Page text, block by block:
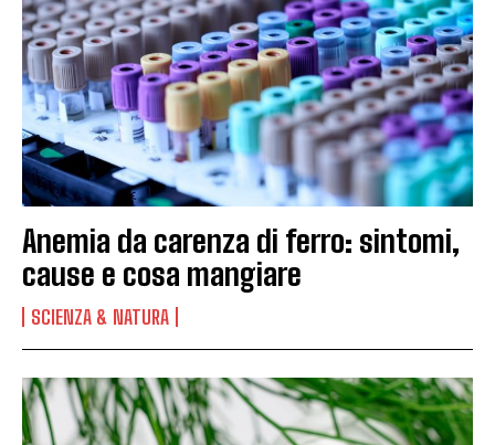
Anemia da carenza di ferro: sintomi,
cause e cosa mangiare
SCIENZA & NATURA